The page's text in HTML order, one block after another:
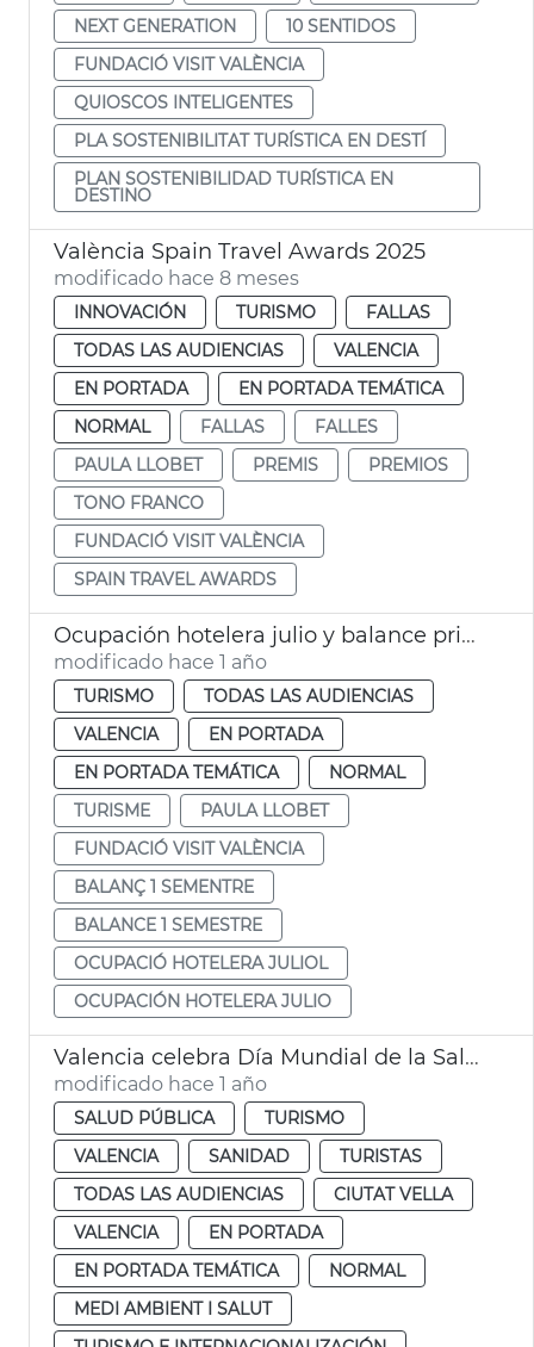
NEXT GENERATION
10 SENTIDOS
FUNDACIÓ VISIT VALÈNCIA
QUIOSCOS INTELIGENTES
PLA SOSTENIBILITAT TURÍSTICA EN DESTÍ
PLAN SOSTENIBILIDAD TURÍSTICA EN
DESTINO
València Spain Travel Awards 2025
modificado hace 8 meses
INNOVACIÓN TURISMO
FALLAS
TODAS LAS AUDIENCIAS
VALENCIA
EN PORTADA
EN PORTADA TEMÁTICA
NORMAL
FALLAS
FALLES
PAULA LLOBET
PREMIS
PREMIOS
TONO FRANCO
FUNDACIÓ VISIT VALÈNCIA
SPAIN TRAVEL AWARDS
Ocupación hotelera julio y balance primer semestre 2025
modificado hace 1 año
TURISMO
TODAS LAS AUDIENCIAS
VALENCIA
EN PORTADA
EN PORTADA TEMÁTICA
NORMAL
TURISME
PAULA LLOBET
FUNDACIÓ VISIT VALÈNCIA
BALANÇ 1 SEMENTRE
BALANCE 1 SEMESTRE
OCUPACIÓ HOTELERA JULIOL
OCUPACIÓN HOTELERA JULIO
Valencia celebra Día Mundial de la Salud
modificado hace 1 año
SALUD PÚBLICA
TURISMO
VALENCIA
SANIDAD
TURISTAS
TODAS LAS AUDIENCIAS
CIUTAT VELLA
VALENCIA
EN PORTADA
EN PORTADA TEMÁTICA
NORMAL
MEDI AMBIENT I SALUT